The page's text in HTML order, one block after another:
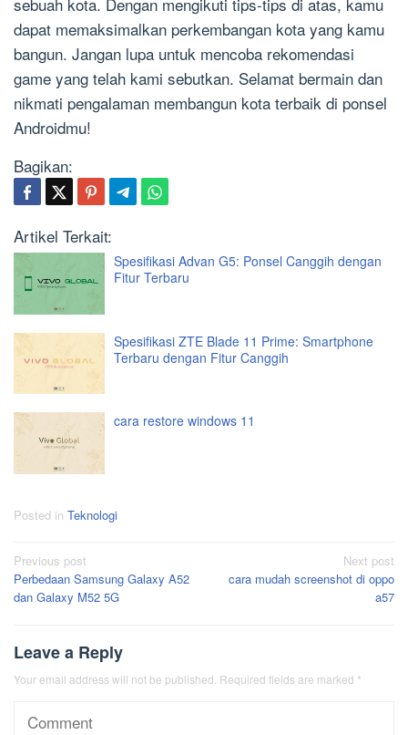
dapat memaksimalkan perkembangan kota yang kamu
bangun. Jangan lupa untuk mencoba rekomendasi
game yang telah kami sebutkan. Selamat bermain dan
nikmati pengalaman membangun kota terbaik di ponsel
Androidmu!
Bagikan:
Artikel Terkait:
Spesifikasi Advan G5: Ponsel Canggih dengan
Fitur Terbaru
Spesifikasi ZTE Blade 11 Prime: Smartphone
Terbaru dengan Fitur Canggih
cara restore windows 11
Posted in Teknologi
Post
navigation
Previous post
Perbedaan Samsung Galaxy A52
dan Galaxy M52 5G
Next post
cara mudah screenshot di oppo
a57
Leave a Reply
Your email address will not be published. Required fields are marked *